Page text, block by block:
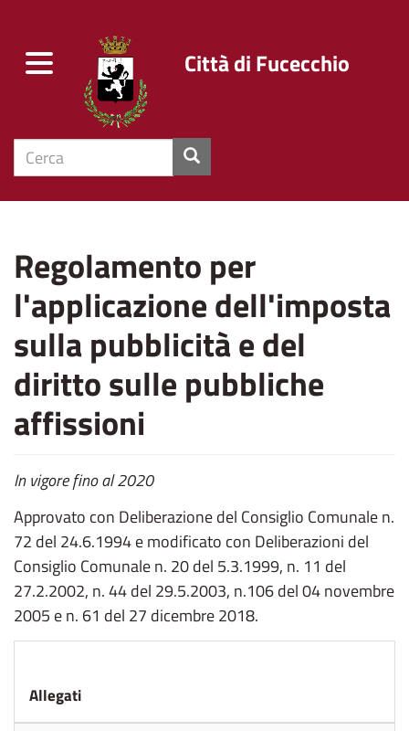
contenuto
principale
Toggle
navigation
Città di Fucecchio
cerca
Regolamento per
l'applicazione dell'imposta
sulla pubblicità e del
diritto sulle pubbliche
affissioni
In vigore fino al 2020
Approvato con Deliberazione del Consiglio Comunale n.
72 del 24.6.1994 e modificato con Deliberazioni del
Consiglio Comunale n. 20 del 5.3.1999, n. 11 del
27.2.2002, n. 44 del 29.5.2003, n.106 del 04 novembre
2005 e n. 61 del 27 dicembre 2018.
Allegati